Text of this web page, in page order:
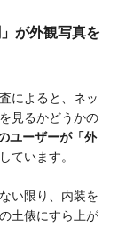
が外観写真を
によると、ネッ
見るかどうかの
ユーザーが「外
ています。
い限り、内装を
土俵にすら上が